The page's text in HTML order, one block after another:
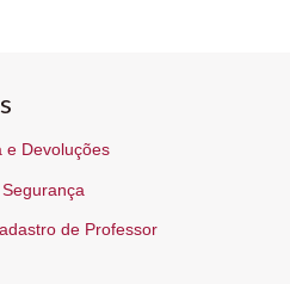
e Devoluções
de Professor